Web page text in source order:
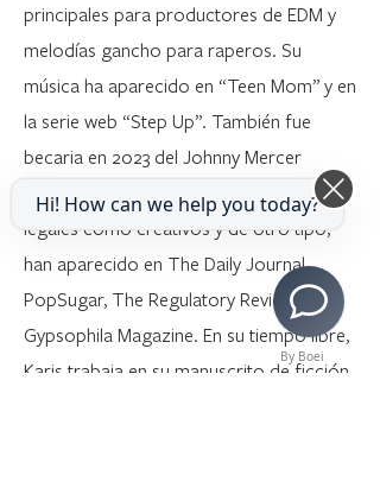
principales para productores de EDM y
melodías gancho para raperos. Su
música ha aparecido en “Teen Mom” y en
la serie web “Step Up”. También fue
becaria en 2023 del Johnny Mercer
Songwriters Project. Sus escritos, tanto
legales como creativos y de otro tipo,
han aparecido en The Daily Journal,
PopSugar, The Regulatory Review y
Gypsophila Magazine. En su tiempo libre,
Karis trabaja en su manuscrito de ficción,
By Boei
Hi! How can we help you today?